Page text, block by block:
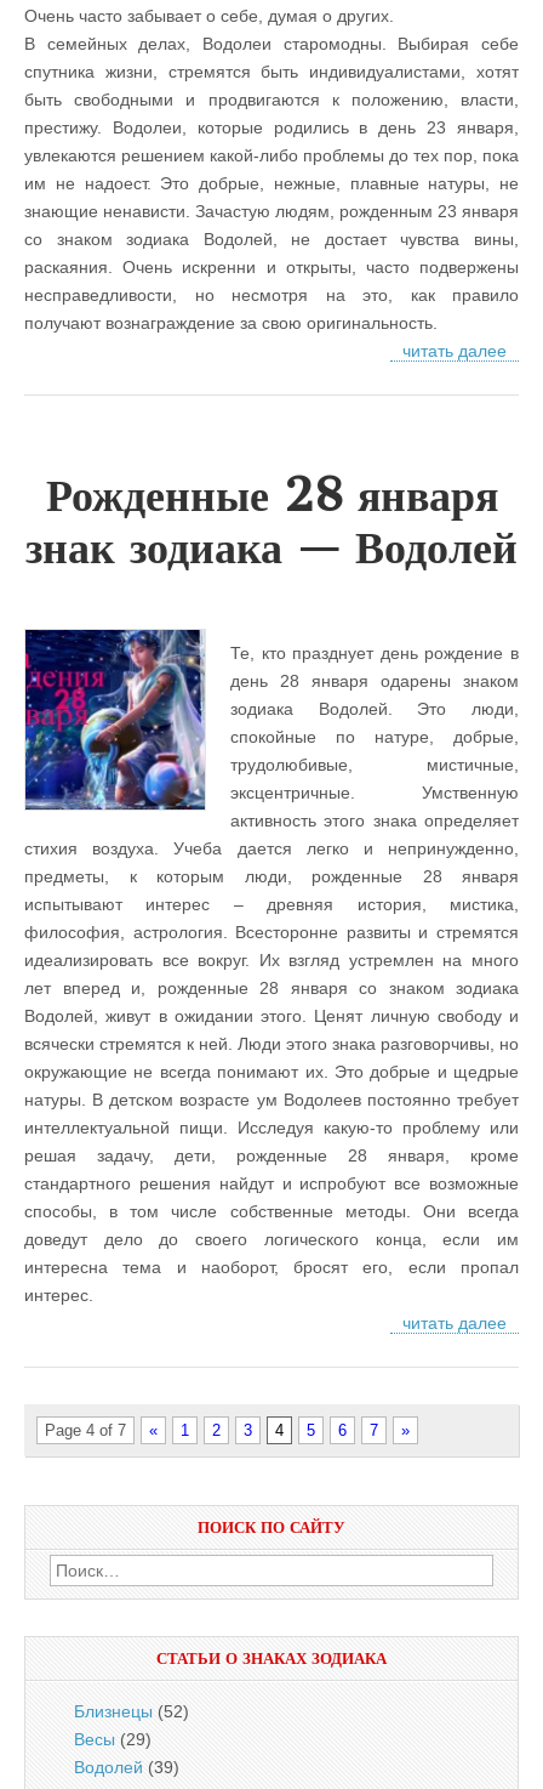
Очень часто забывает о себе, думая о других.
В семейных делах, Водолеи старомодны. Выбирая себе
спутника жизни, стремятся быть индивидуалистами, хотят
быть свободными и продвигаются к положению, власти,
престижу. Водолеи, которые родились в день 23 января,
увлекаются решением какой-либо проблемы до тех пор, пока
им не надоест. Это добрые, нежные, плавные натуры, не
знающие ненависти. Зачастую людям, рожденным 23 января
со знаком зодиака Водолей, не достает чувства вины,
раскаяния. Очень искренни и открыты, часто подвержены
несправедливости, но несмотря на это, как правило
получают вознаграждение за свою оригинальность.
читать далее
Рожденные 28 января
знак зодиака — Водолей
Те, кто празднует день рождение в
день 28 января одарены знаком
зодиака Водолей. Это люди,
спокойные по натуре, добрые,
трудолюбивые, мистичные,
эксцентричные. Умственную
активность этого знака определяет
стихия воздуха. Учеба дается легко и непринужденно,
предметы, к которым люди, рожденные 28 января
испытывают интерес – древняя история, мистика,
философия, астрология. Всесторонне развиты и стремятся
идеализировать все вокруг. Их взгляд устремлен на много
лет вперед и, рожденные 28 января со знаком зодиака
Водолей, живут в ожидании этого. Ценят личную свободу и
всячески стремятся к ней. Люди этого знака разговорчивы, но
окружающие не всегда понимают их. Это добрые и щедрые
натуры. В детском возрасте ум Водолеев постоянно требует
интеллектуальной пищи. Исследуя какую-то проблему или
решая задачу, дети, рожденные 28 января, кроме
стандартного решения найдут и испробуют все возможные
способы, в том числе собственные методы. Они всегда
доведут дело до своего логического конца, если им
интересна тема и наоборот, бросят его, если пропал
интерес.
читать далее
Page 4 of 7 « 1 2 3 4 5 6 7 »
ПОИСК ПО САЙТУ
Найти:
СТАТЬИ О ЗНАКАХ ЗОДИАКА
Близнецы (52)
Весы (29)
Водолей (39)